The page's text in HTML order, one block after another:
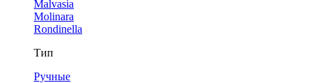
Malvasia
Molinara
Rondinella
Тип
Ручные